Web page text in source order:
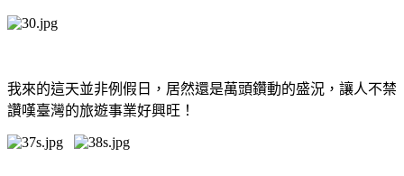
我來的這天並非例假日，居然還是萬頭鑽動的盛況，讓人不禁
讚嘆臺灣的旅遊事業好興旺！